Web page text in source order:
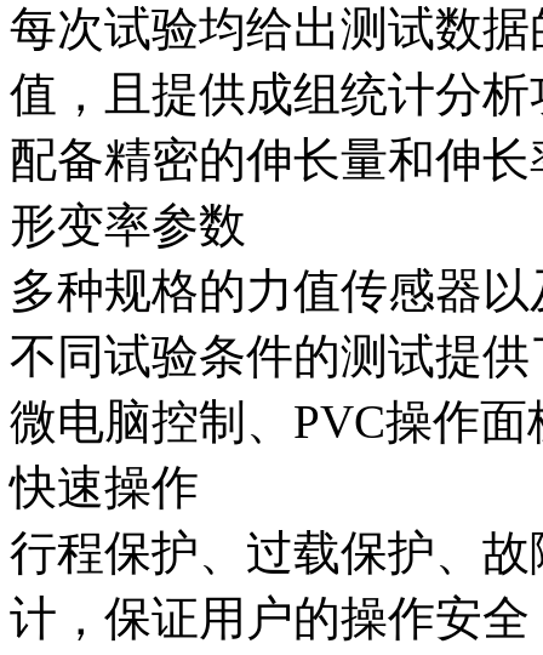
每次试验均给出测试数
值，且提供成组统计分析
配备精密的伸长量和伸
形变率参数
多种规格的力值传感器
不同试验条件的测试提供
微电脑控制、PVC操作
快速操作
行程保护、过载保护、
计，保证用户的操作安全